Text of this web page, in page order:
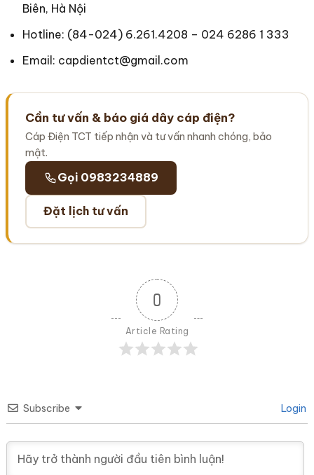
Biên, Hà Nội
Hotline: (84-024) 6.261.4208 – 024 6286 1 333
Email: capdientct@gmail.com
Cần tư vấn & báo giá dây cáp điện?
Cáp Điện TCT tiếp nhận và tư vấn nhanh chóng, bảo
mật.
Gọi 0983234889
Đặt lịch tư vấn
0
Article Rating
Subscribe Login